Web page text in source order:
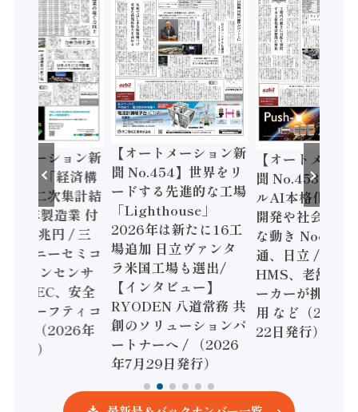
トメーション新
】「経済構
調査二次集計結
年製造業 付
額86兆円 / 三
とソニーセミコ
ジョンセンサ
/ IDEC、安全
すセーフティコ
ーラ（2026年
発行）
【オートメーション新
聞 No.454】世界をリ
ードする先進的な工場
「Lighthouse」
2026年は新たに16工
場追加 日立ヴァンタ
ラ米国工場も選出/
【インタビュー】
RYODEN 八道常務 共
創のソリューションパ
ートナーへ / （2026
年7月29日発行）
【オートメーシ
聞 No.453】フ
ルAI本格化へ
開発や社会実装
な動き Noetra
通、日立 / 兵神
HMS、老舗ポ
ーカーが挑むデ
用 など（2026
22日発行）